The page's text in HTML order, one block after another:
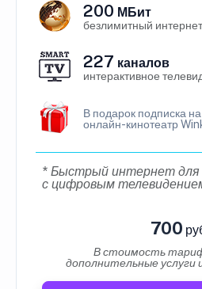
200 МБит
безлимитный интернет
227 каналов
интерактивное
В подарок подписка на
онлайн-кинотеатр
* Быстрый интернет
с цифровым
700
В стоимость
дополнительные услуги